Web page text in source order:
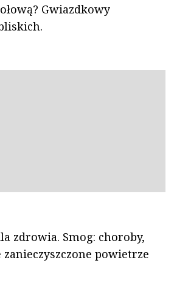
Gwiazdkowy
zdrowia. Smog: choroby,
powietrze